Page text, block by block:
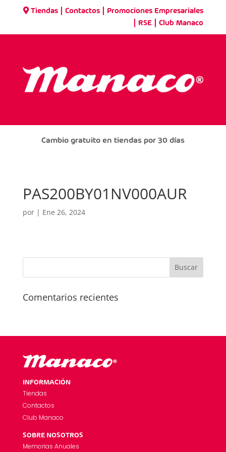
Tiendas |Contactos Promociones Empresariales
RSE |Club Manaco
Cambio gratuito en tiendas por 30 días
PAS200BY01NV000AUR
por | Ene 26, 2024
Comentarios recientes
INFORMACIÓN
Tiendas
Contactos
Club Manaco
SOBRE NOSOTROS
Memorias Anuales